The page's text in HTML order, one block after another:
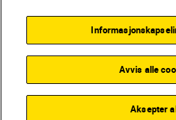
Avvis alle
Aksepter